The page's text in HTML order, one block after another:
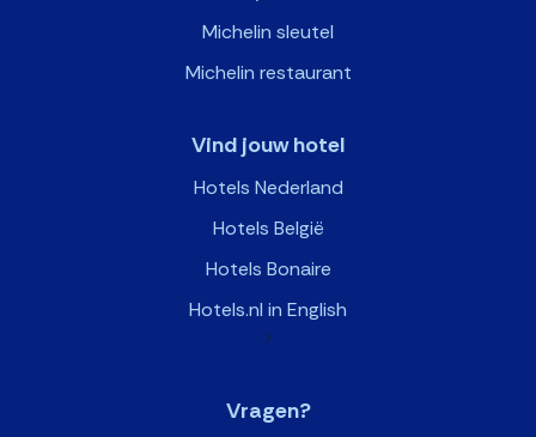
Michelin sleutel
Michelin restaurant
Vind jouw hotel
Hotels Nederland
Hotels België
Hotels Bonaire
Hotels.nl in English
>
Vragen?